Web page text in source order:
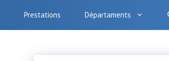
Prestations Départaments